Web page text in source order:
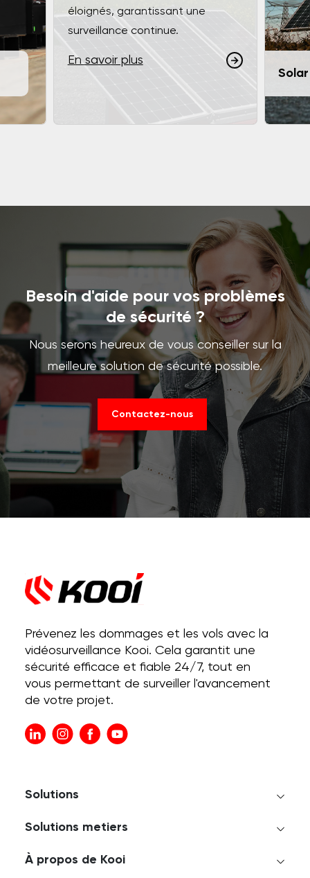
éloignés, garantissant une
surveillance continue.
En savoir plus
Besoin d'aide pour vos problèmes
de sécurité ?
Nous serons heureux de vous conseiller sur la
meilleure solution de sécurité possible.
Contactez-nous
Prévenez les dommages et les vols avec la
vidéosurveillance Kooi. Cela garantit une
sécurité efficace et fiable 24/7, tout en
vous permettant de surveiller l'avancement
de votre projet.
Solutions
Solutions metiers
À propos de Kooi